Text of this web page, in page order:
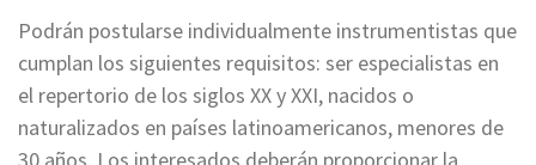
Podrán postularse individualmente instrumentistas que
cumplan los siguientes requisitos: ser especialistas en
el repertorio de los siglos XX y XXI, nacidos o
naturalizados en países latinoamericanos, menores de